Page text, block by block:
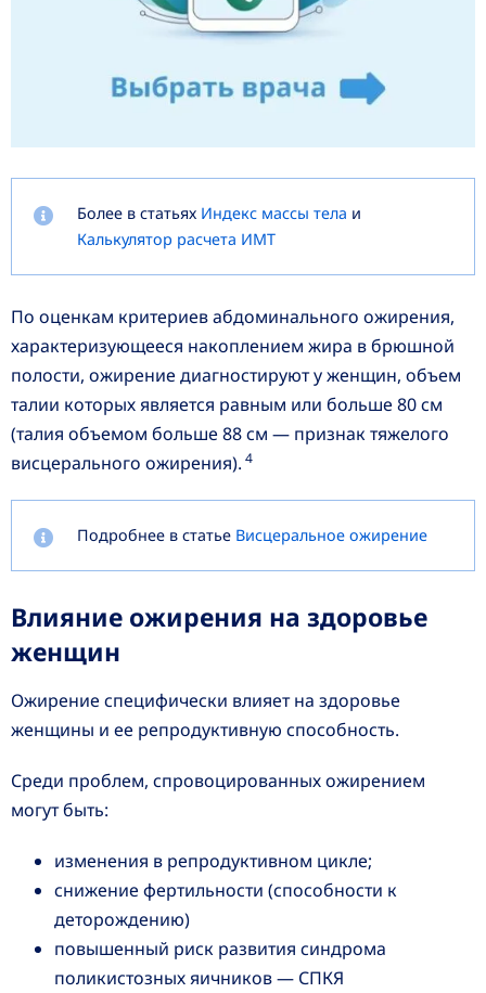
Более в статьях Индекс массы тела и
Калькулятор расчета ИМТ
По оценкам критериев абдоминального ожирения,
характеризующееся накоплением жира в брюшной
полости, ожирение диагностируют у женщин, объем
талии которых является равным или больше 80 см
(талия объемом больше 88 см — признак тяжелого
висцерального ожирения). 4
Подробнее в статье Висцеральное ожирение
Влияние ожирения на здоровье
женщин
Ожирение специфически влияет на здоровье
женщины и ее репродуктивную способность.
Среди проблем, спровоцированных ожирением
могут быть:
изменения в репродуктивном цикле;
снижение фертильности (способности к
деторождению)
повышенный риск развития синдрома
поликистозных яичников — СПКЯ